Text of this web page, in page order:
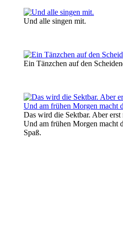
Und alle singen mit.
Ein Tänzchen auf den
Das wird die Sektbar. Aber erst
Und am frühen Morgen macht
Spaß.